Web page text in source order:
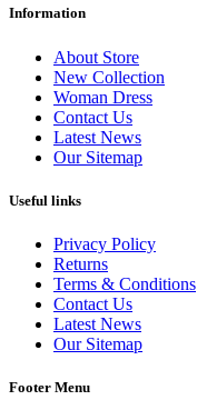
Information
About Store
New Collection
Woman Dress
Contact Us
Latest News
Our Sitemap
Useful links
Privacy Policy
Returns
Terms & Conditions
Contact Us
Latest News
Our Sitemap
Footer Menu